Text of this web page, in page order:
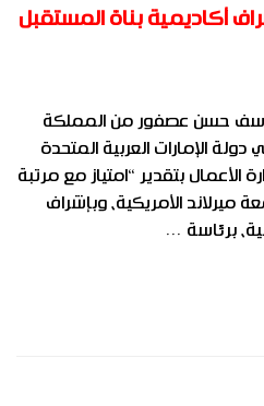
أكاديمية بناة المستقبل
حسن عصفور من المملكة
الإمارات العربية المتحدة
الأعمال بتقدير “امتياز مع مرتبة
ميرلاند الأمريكية، وبإشراف
برئاسة …